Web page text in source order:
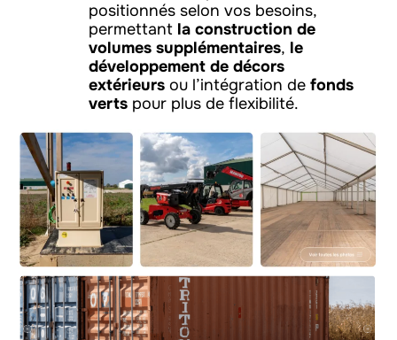
positionnés selon vos besoins,
permettant la construction de
volumes supplémentaires, le
développement de décors
extérieurs ou l’intégration de fonds
verts pour plus de flexibilité.